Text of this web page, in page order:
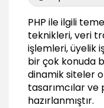
03:48
Türkçe karakter
01:08
PHP ile Siteyi
Projeye Genel
01:19
PHP ile ilgili
teknikleri, veri
işlemleri, üyelik
bir çok konuda
dinamik siteler
tasarımcılar
hazırlanmıştır.